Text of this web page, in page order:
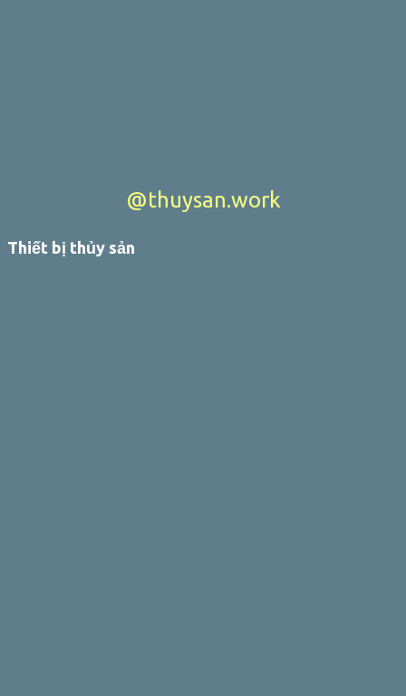
@thuysan.work
Thiết bị thủy sản